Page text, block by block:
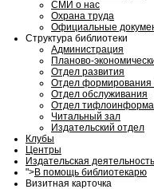
СМИ о нас
Охрана труда
Официальные
Структура библиотеки
Администрация
Планово-
Отдел развития
Отдел формирования
Отдел обслуживания
Отдел
Читальный зал
Издательский отдел
Клубы
Центры
Издательская деятельность
">В помощь библиотекарю
Визитная карточка